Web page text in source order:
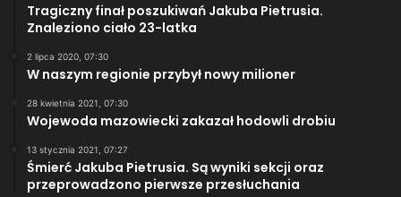
Tragiczny finał poszukiwań Jakuba Pietrusia.
Znaleziono ciało 23-latka
2 lipca 2020, 07:30
W naszym regionie przybył nowy milioner
28 kwietnia 2021, 07:30
Wojewoda mazowiecki zakazał hodowli drobiu
13 stycznia 2021, 07:27
Śmierć Jakuba Pietrusia. Są wyniki sekcji oraz
przeprowadzono pierwsze przesłuchania